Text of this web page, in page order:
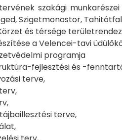
szakági
Szigetmonostor,
és térsége
a Velencei-tavi
programja
fejlesztési és -
terve,
terve,